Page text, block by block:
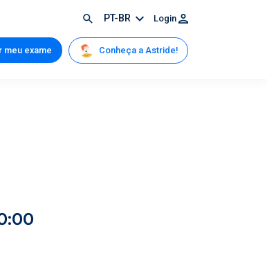
PT-BR Login
meu exame Conheça a Astride!